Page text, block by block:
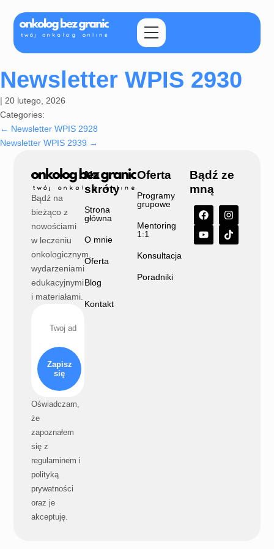
Newsletter WPIS 2930
| 20 lutego, 2026
Categories:
← Newsletter WPIS 2928
Newsletter WPIS 2939 →
Bądź na
bieżąco z
nowościami
w leczeniu
onkologicznym,
wydarzeniami
edukacyjnymi
i materiałami.
Zapisz
się
Oświadczam,
że
zapoznałem
się z
regulaminem i
polityką
prywatności
oraz je
akceptuję.
Na
skróty
Strona
główna
O mnie
Oferta
Blog
Kontakt
Oferta
Programy
grupowe
Mentoring
1:1
Konsultacja
Poradniki
Bądź ze
mną